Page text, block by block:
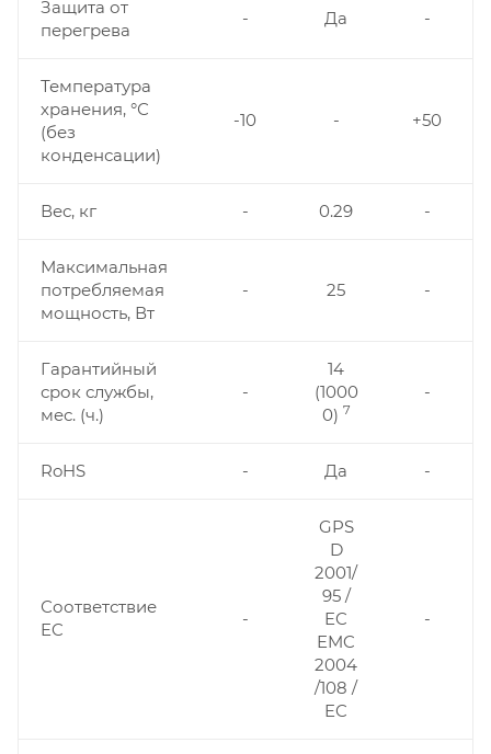
Защита от
перегрева
- Да -
Температура
хранения, °С
(без
конденсации)
-10 - +50
Вес, кг - 0.29 -
Максимальная
потребляемая
мощность, Вт
- 25 -
Гарантийный
срок службы,
мес. (ч.)
-
14
(1000
0) 7
-
RoHS - Да -
Соответствие
EC
-
GPS
D
2001/
95 /
EC
EMC
2004
/108 /
EC
-